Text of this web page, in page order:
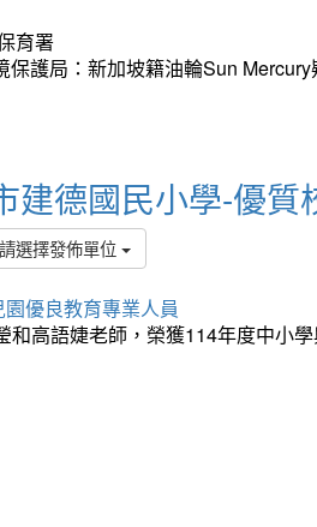
育署
保護局：新加坡籍油輪Sun
建德國民小學-優質
請選擇發佈單位
優良教育專業人員
高語婕老師，榮獲114年度中小